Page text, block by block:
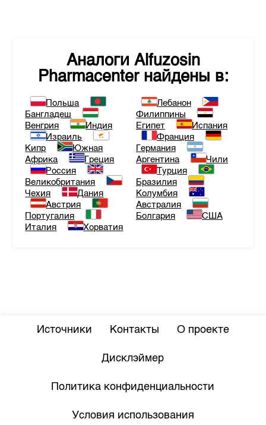
Аналоги Alfuzosin
Pharmacenterнайдены в:
Польша
Бангладеш
Венгрия
Индия
Израиль
Кипр
Южная
Африка
Греция
Россия
Великобритания
Чехия
Дания
Австрия
Португалия
Италия
Хорватия
Лебанон
Филиппины
Египет
Испания
Франция
Германия
Аргентина
Чили
Турция
Бразилия
Колумбия
Австралия
Болгария
США
Источники Контакты О проекте
Дисклэймер
Политика конфиденциальности
Условия использования